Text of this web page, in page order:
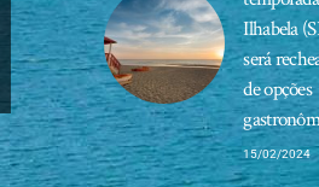
Ilhabela
será
de opções
15/02/2024